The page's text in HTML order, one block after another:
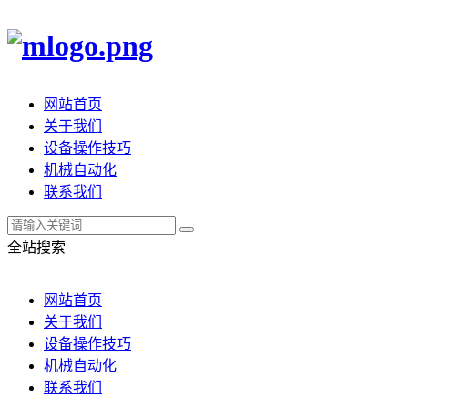
网站首页
关于我们
设备操作技巧
机械自动化
联系我们
全站搜索
网站首页
关于我们
设备操作技巧
机械自动化
联系我们